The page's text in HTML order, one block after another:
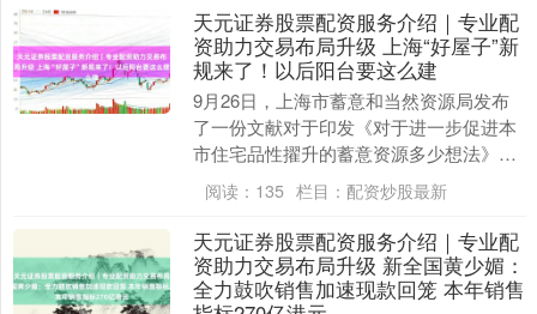
天元证券股票配资服务介绍｜专业配
资助力交易布局升级 上海“好屋子”新
规来了！以后阳台要这么建
9月26日，上海市蓄意和当然资源局发布
了一份文献对于印发《对于进一步促进本
市住宅品性擢升的蓄意资源多少想法》的
告知（以下简称想法），这意味着翌日上
海的好屋子开垦....
阅读： 135 栏目： 配资炒股最新
天元证券股票配资服务介绍｜专业配
资助力交易布局升级 新全国黄少媚：
全力鼓吹销售加速现款回笼 本年销售